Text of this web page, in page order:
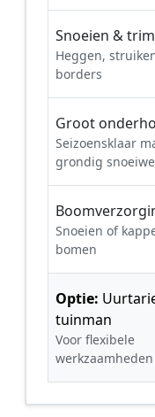
Snoeien &
Heggen,
borders
Groot
Seizoensklaar
grondig
Snoeien of
bomen
Optie:
tuinman
Voor flexibele
werkzaamheden